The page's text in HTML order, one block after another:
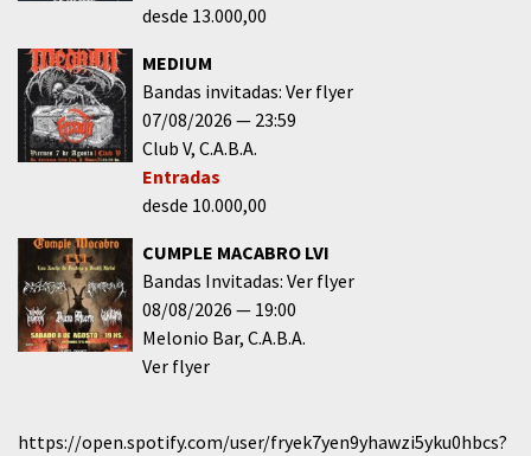
desde 13.000,00
MEDIUM
Bandas invitadas: Ver flyer
07/08/2026
23:59
Club V C.A.B.A.
Entradas
desde 10.000,00
CUMPLE MACABRO LVI
Bandas Invitadas: Ver flyer
08/08/2026
19:00
Melonio Bar C.A.B.A.
Ver flyer
https://open.spotify.com/user/fryek7yen9yhawzi5yku0hbcs?